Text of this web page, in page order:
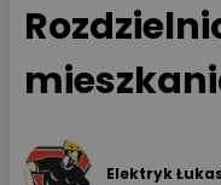
Elektryk